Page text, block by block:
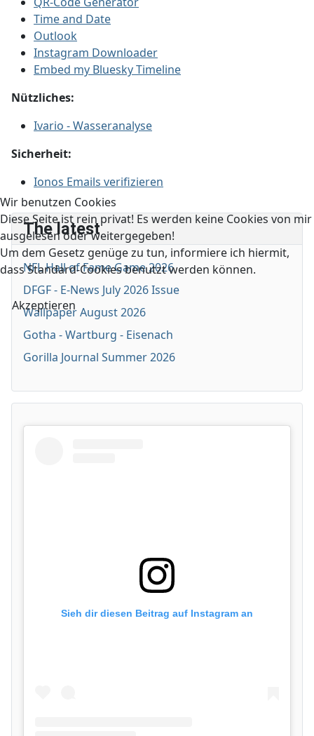
Time and Date
Outlook
Instagram Downloader
Embed my Bluesky Timeline
Nützliches:
Ivario - Wasseranalyse
Sicherheit:
Ionos Emails verifizieren
The latest
NFL Hall of Fame Game 2026
DFGF - E-News July 2026 Issue
Wallpaper August 2026
Gotha - Wartburg - Eisenach
Gorilla Journal Summer 2026
Sieh dir diesen Beitrag auf Instagram an
Wir benutzen Cookies
Diese Seite ist rein privat! Es werden keine Cookies von mir
ausgelesen oder weitergegeben!
Um dem Gesetz genüge zu tun, informiere ich hiermit,
dass Standard-Cookies benutzt werden können.
Akzeptieren